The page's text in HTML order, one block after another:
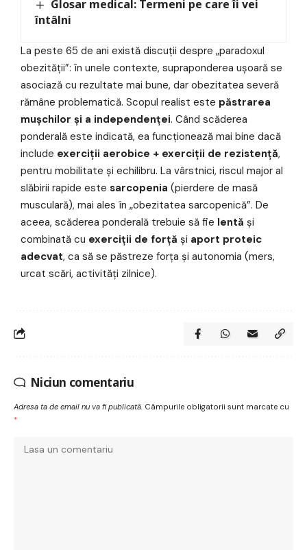
Glosar medical: Termeni pe care îi vei
întâlni
La peste 65 de ani există discuții despre „paradoxul
obezității”: în unele contexte, supraponderea ușoară se
asociază cu rezultate mai bune, dar obezitatea severă
rămâne problematică. Scopul realist este păstrarea
mușchilor și a independenței. Când scăderea
ponderală este indicată, ea funcționează mai bine dacă
include exerciții aerobice + exerciții de rezistență,
pentru mobilitate și echilibru. La vârstnici, riscul major al
slăbirii rapide este sarcopenia (pierdere de masă
musculară), mai ales în „obezitatea sarcopenică”. De
aceea, scăderea ponderală trebuie să fie lentă și
combinată cu exerciții de forță și aport proteic
adecvat, ca să se păstreze forța și autonomia (mers,
urcat scări, activități zilnice).
Niciun comentariu
Adresa ta de email nu va fi publicată. Câmpurile obligatorii sunt marcate cu
*